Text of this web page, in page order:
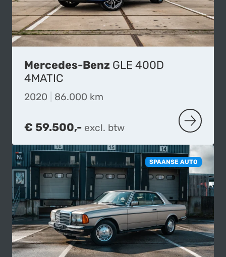
Mercedes-Benz GLE 400D
4MATIC
2020 86.000 km
€ 59.500,- excl. btw MEER
SPAANSE AUTO